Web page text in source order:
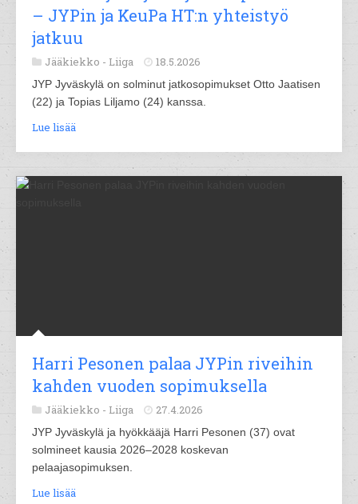
– JYPin ja KeuPa HT:n yhteistyö
jatkuu
Jääkiekko - Liiga 18.5.2026
JYP Jyväskylä on solminut jatkosopimukset Otto Jaatisen
(22) ja Topias Liljamo (24) kanssa.
Lue lisää
Harri Pesonen palaa JYPin riveihin
kahden vuoden sopimuksella
Jääkiekko - Liiga 27.4.2026
JYP Jyväskylä ja hyökkääjä Harri Pesonen (37) ovat
solmineet kausia 2026–2028 koskevan
pelaajasopimuksen.
Lue lisää